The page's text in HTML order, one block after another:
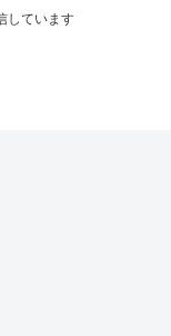
しています